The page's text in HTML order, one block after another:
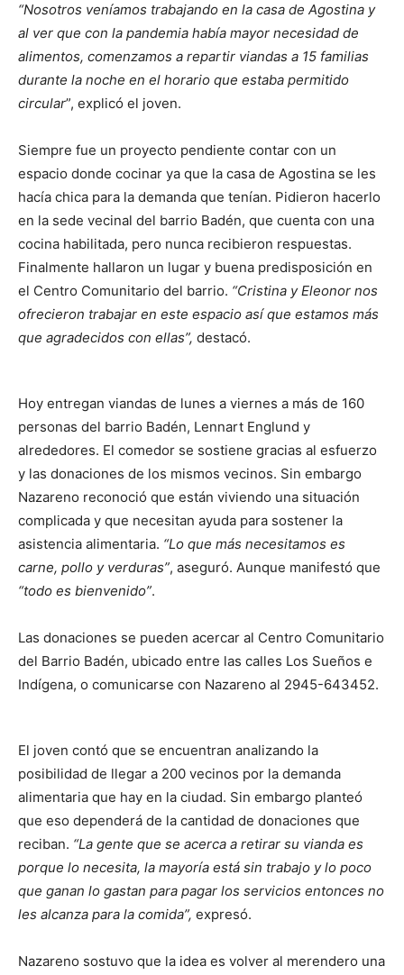
“Nosotros veníamos trabajando en la casa de Agostina y
al ver que con la pandemia había mayor necesidad de
alimentos, comenzamos a repartir viandas a 15 familias
durante la noche en el horario que estaba permitido
circular”, explicó el joven.
Siempre fue un proyecto pendiente contar con un
espacio donde cocinar ya que la casa de Agostina se les
hacía chica para la demanda que tenían. Pidieron hacerlo
en la sede vecinal del barrio Badén, que cuenta con una
cocina habilitada, pero nunca recibieron respuestas.
Finalmente hallaron un lugar y buena predisposición en
el Centro Comunitario del barrio. “Cristina y Eleonor nos
ofrecieron trabajar en este espacio así que estamos más
que agradecidos con ellas”, destacó.
Hoy entregan viandas de lunes a viernes a más de 160
personas del barrio Badén, Lennart Englund y
alrededores. El comedor se sostiene gracias al esfuerzo
y las donaciones de los mismos vecinos. Sin embargo
Nazareno reconoció que están viviendo una situación
complicada y que necesitan ayuda para sostener la
asistencia alimentaria. “Lo que más necesitamos es
carne, pollo y verduras”, aseguró. Aunque manifestó que
“todo es bienvenido”.
Las donaciones se pueden acercar al Centro Comunitario
del Barrio Badén, ubicado entre las calles Los Sueños e
Indígena, o comunicarse con Nazareno al 2945-643452.
El joven contó que se encuentran analizando la
posibilidad de llegar a 200 vecinos por la demanda
alimentaria que hay en la ciudad. Sin embargo planteó
que eso dependerá de la cantidad de donaciones que
reciban. “La gente que se acerca a retirar su vianda es
porque lo necesita, la mayoría está sin trabajo y lo poco
que ganan lo gastan para pagar los servicios entonces no
les alcanza para la comida”, expresó.
Nazareno sostuvo que la idea es volver al merendero una